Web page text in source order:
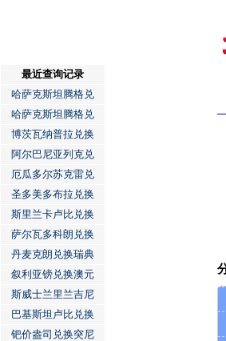
最近查询记录
哈萨克斯坦腾格兑
哈萨克斯坦腾格兑
博茨瓦纳普拉兑换
阿尔巴尼亚列克兑
厄瓜多尔苏克雷兑
圣多美多布拉兑换
斯里兰卡卢比兑换
萨尔瓦多科朗兑换
丹麦克朗兑换瑞典
叙利亚镑兑换澳元
斯威士兰里兰吉尼
巴基斯坦卢比兑换
钯价盎司兑换突尼